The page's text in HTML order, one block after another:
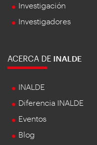
Investigación
Investigadores
ACERCA DE INALDE
INALDE
Diferencia INALDE
Eventos
Blog